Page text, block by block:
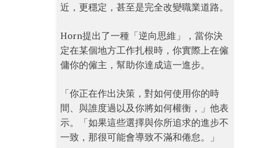
近，更穩定，甚至是完全改變職業道路。
Horn提出了一種「逆向思維」，當你決
定在某個地方工作扎根時，你實際上在僱
傭你的僱主，幫助你達成這一進步。
「你正在作出決策，對如何使用你的時
間、與誰度過以及你將如何權衡，」他表
示。「如果這些選擇與你所追求的進步不
一致，那很可能會導致不滿和倦怠。」